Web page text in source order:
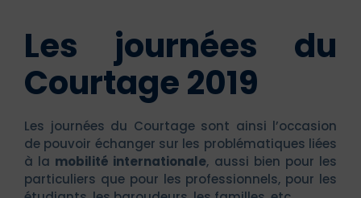
Les journées du
Courtage 2019
Les journées du Courtage sont ainsi l’occasion
de pouvoir échanger sur les problématiques liées
à la mobilité internationale, aussi bien pour les
particuliers que pour les professionnels, pour les